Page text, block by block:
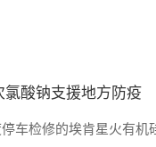
酸钠支援地方防疫
检修的埃肯星火有机